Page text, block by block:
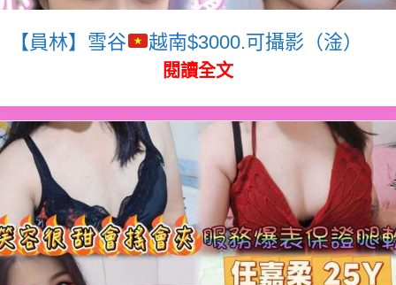
【員林】雪谷 越南$3000.可攝影（淦）
閱讀全文